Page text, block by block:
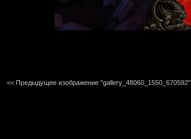
<< Предыдущее изображение "gallery_48060_1550_670592"